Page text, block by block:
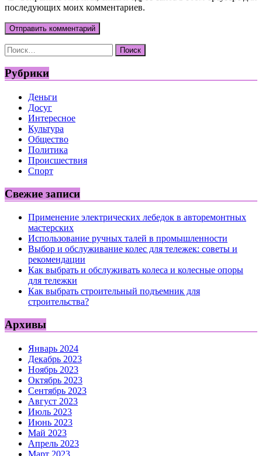
последующих моих комментариев.
Найти:
Рубрики
Деньги
Досуг
Интересное
Культура
Общество
Политика
Происшествия
Спорт
Свежие записи
Применение электрических лебедок в авторемонтных
мастерских
Использование ручных талей в промышленности
Выбор и обслуживание колес для тележек: советы и
рекомендации
Как выбрать и обслуживать колеса и колесные опоры
для тележки
Как выбрать строительный подъемник для
строительства?
Архивы
Январь 2024
Декабрь 2023
Ноябрь 2023
Октябрь 2023
Сентябрь 2023
Август 2023
Июль 2023
Июнь 2023
Май 2023
Апрель 2023
Март 2023